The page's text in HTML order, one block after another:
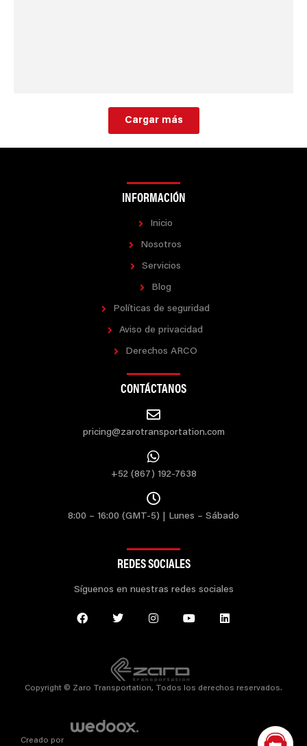
Cargar más
INFORMACIÓN
Inicio
Nosotros
Servicios
Blog
Políticas de seguridad
Aviso de privacidad
Derechos ARCO
CONTÁCTANOS
pricing@zarotransportation.com
+52 (867) 192-7638
8:00 – 16:00 (GMT-5) | Lunes – Sábado
REDES SOCIALES
Síguenos en nuestras redes sociales
Copyright © Zaro Transportation, Todos los derechos reservados.
Creado por